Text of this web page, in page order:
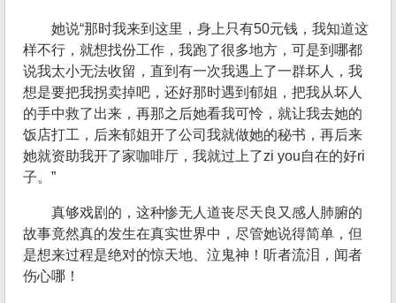
她说“那时我来到这里，身上只有50元钱，我知道这
样不行，就想找份工作，我跑了很多地方，可是到哪都
说我太小无法收留，直到有一次我遇上了一群坏人，我
想是要把我拐卖掉吧，还好那时遇到郁姐，把我从坏人
的手中救了出来，再那之后她看我可怜，就让我去她的
饭店打工，后来郁姐开了公司我就做她的秘书，再后来
她就资助我开了家咖啡厅，我就过上了zi you自在的好ri
子。”
真够戏剧的，这种惨无人道丧尽天良又感人肺腑的
故事竟然真的发生在真实世界中，尽管她说得简单，但
是想来过程是绝对的惊天地、泣鬼神！听者流泪，闻者
伤心哪！